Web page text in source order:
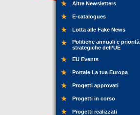
Altre Newsletters
E-catalogues
Lotta alle Fake News
Politiche annuali e priorità
strategiche dell’UE
EU Events
Portale La tua Europa
Progetti approvati
Progetti in corso
Progetti realizzati